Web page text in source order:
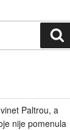
Paltrou, a
nije pomenula